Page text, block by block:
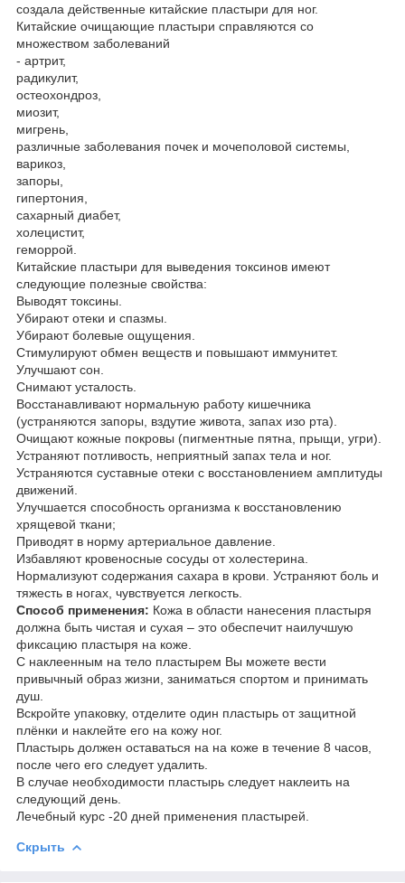
создала действенные китайские пластыри для ног.
Китайские очищающие пластыри справляются со
множеством заболеваний
- артрит,
радикулит,
остеохондроз,
миозит,
мигрень,
различные заболевания почек и мочеполовой системы,
варикоз,
запоры,
гипертония,
сахарный диабет,
холецистит,
геморрой.
Китайские пластыри для выведения токсинов имеют
следующие полезные свойства:
Выводят токсины.
Убирают отеки и спазмы.
Убирают болевые ощущения.
Стимулируют обмен веществ и повышают иммунитет.
Улучшают сон.
Снимают усталость.
Восстанавливают нормальную работу кишечника
(устраняются запоры, вздутие живота, запах изо рта).
Очищают кожные покровы (пигментные пятна, прыщи, угри).
Устраняют потливость, неприятный запах тела и ног.
Устраняются суставные отеки с восстановлением амплитуды
движений.
Улучшается способность организма к восстановлению
хрящевой ткани;
Приводят в норму артериальное давление.
Избавляют кровеносные сосуды от холестерина.
Нормализуют содержания сахара в крови. Устраняют боль и
тяжесть в ногах, чувствуется легкость.
Способ применения: Кожа в области нанесения пластыря
должна быть чистая и сухая – это обеспечит наилучшую
фиксацию пластыря на коже.
С наклеенным на тело пластырем Вы можете вести
привычный образ жизни, заниматься спортом и принимать
душ.
Вскройте упаковку, отделите один пластырь от защитной
плёнки и наклейте его на кожу ног.
Пластырь должен оставаться на на коже в течение 8 часов,
после чего его следует удалить.
В случае необходимости пластырь следует наклеить на
следующий день.
Лечебный курс -20 дней применения пластырей.
Скрыть